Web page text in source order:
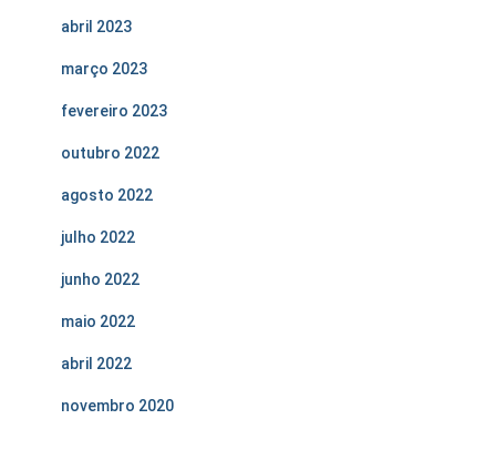
abril 2023
março 2023
fevereiro 2023
outubro 2022
agosto 2022
julho 2022
junho 2022
maio 2022
abril 2022
novembro 2020